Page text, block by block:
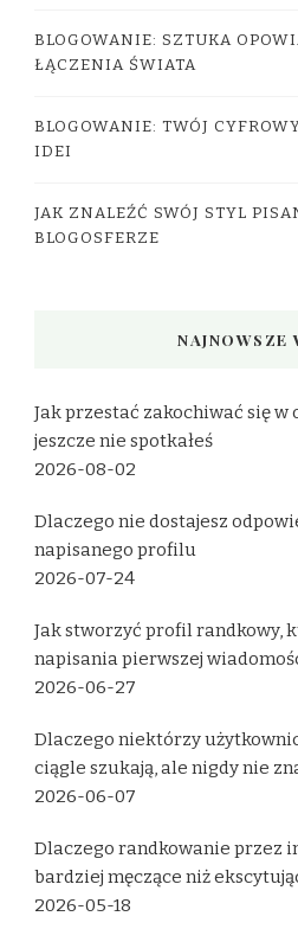
BLOGOWANIE: SZTUKA
ŁĄCZENIA ŚWIATA
BLOGOWANIE: TWÓJ
IDEI
JAK ZNALEŹĆ SWÓJ STYL
BLOGOSFERZE
NAJNOWSZE
Jak przestać zakochiwać się w
jeszcze nie spotkałeś
2026-08-02
Dlaczego nie dostajesz
napisanego profilu
2026-07-24
Jak stworzyć profil randkowy,
napisania pierwszej
2026-06-27
Dlaczego niektórzy
ciągle szukają, ale nigdy nie
2026-06-07
Dlaczego randkowanie przez
bardziej męczące niż
2026-05-18